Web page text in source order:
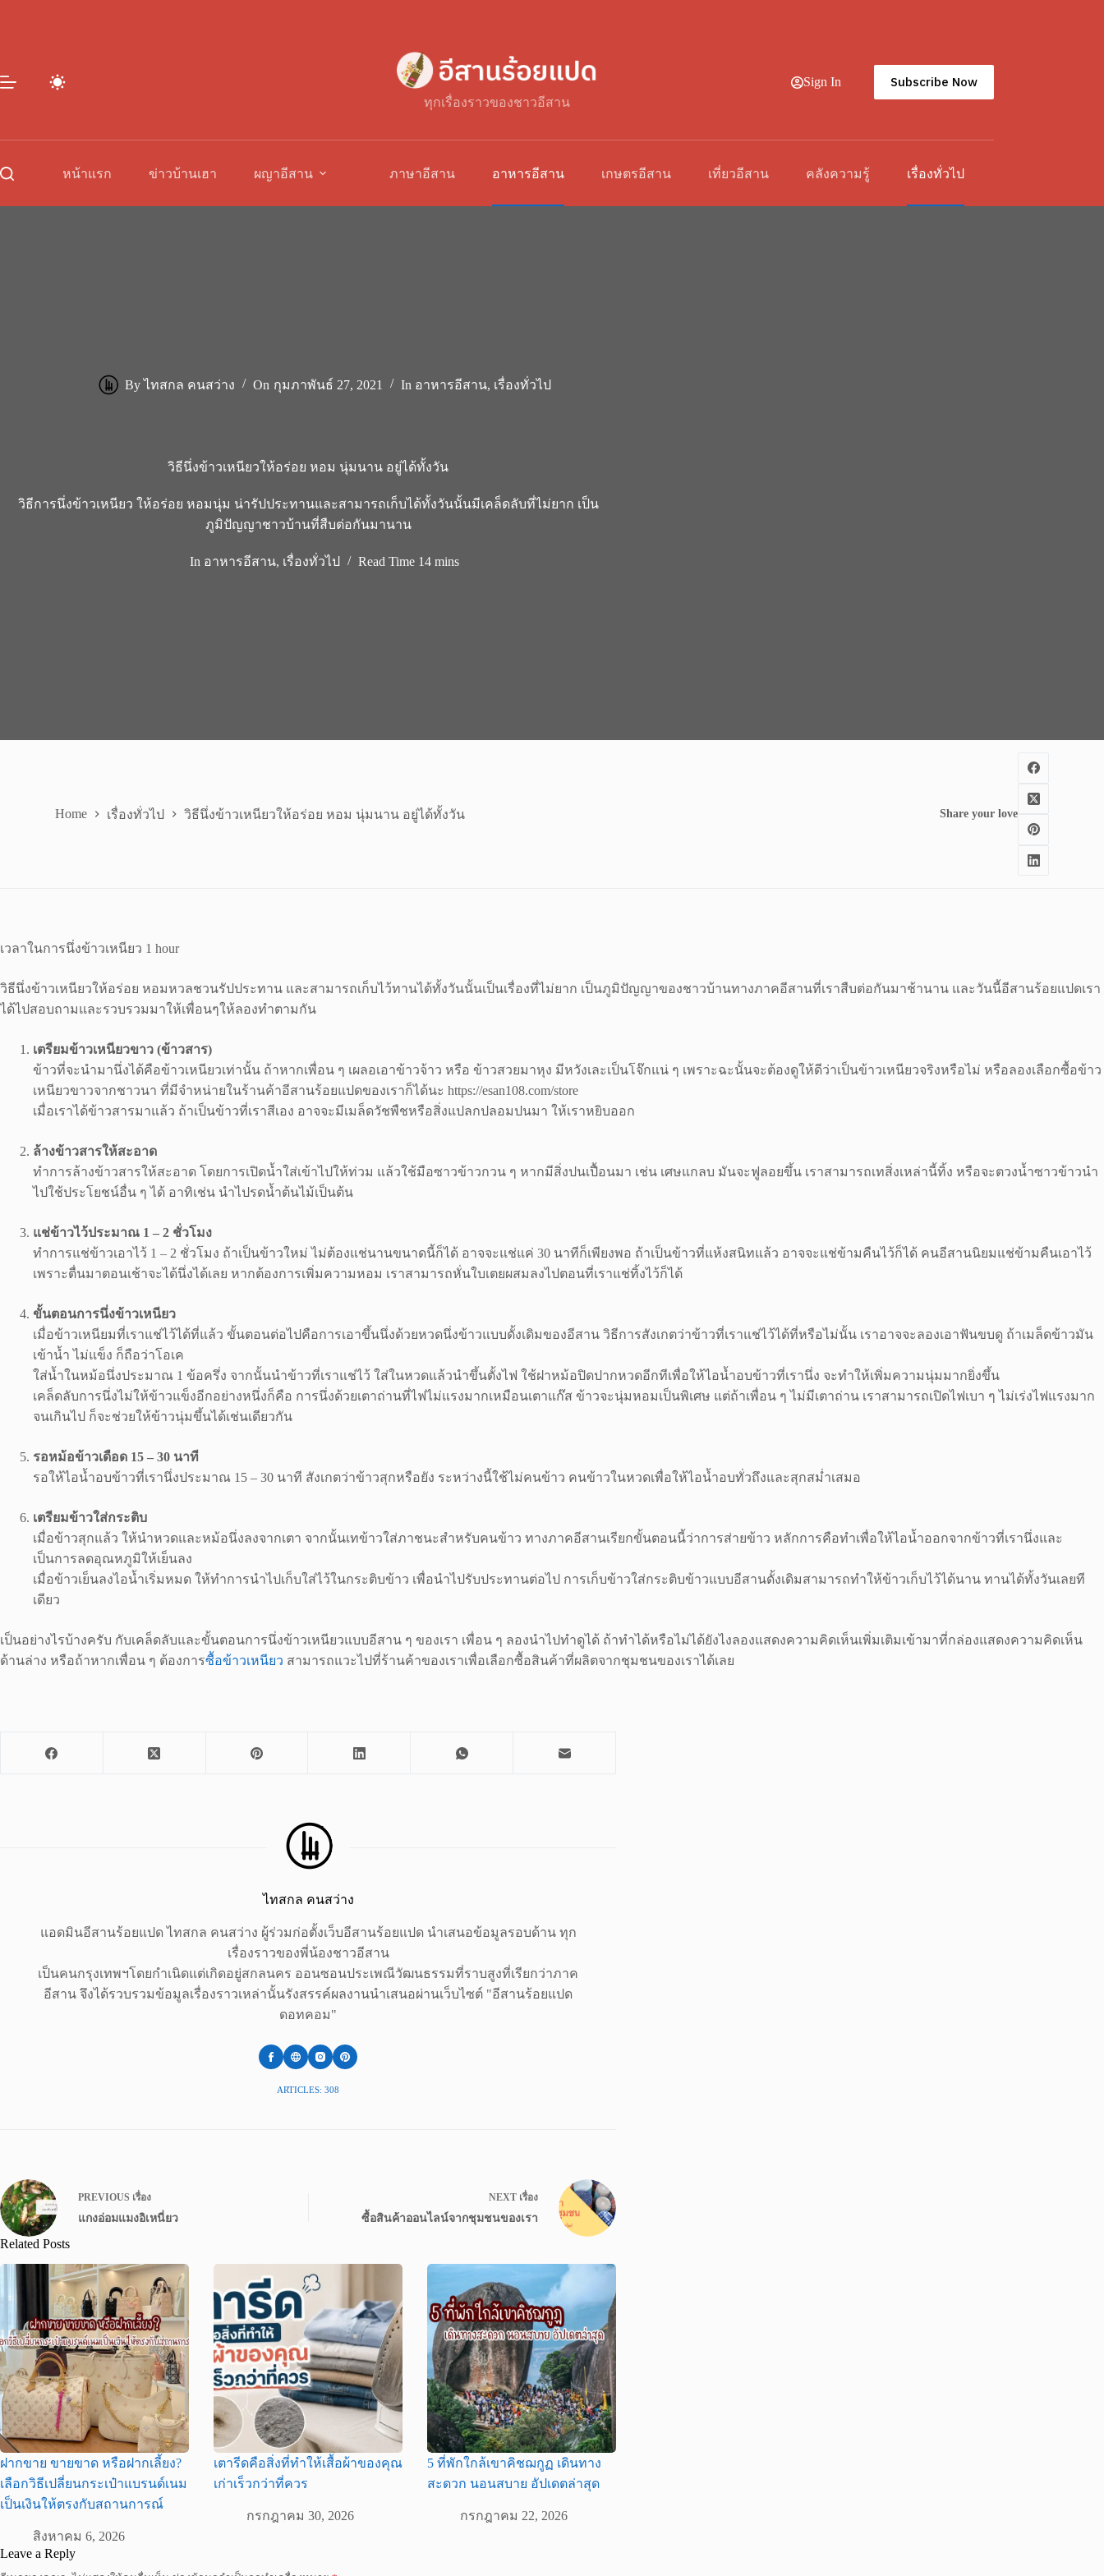
ทุกเรื่องราวของชาวอีสาน
Sign In Subscribe Now
หน้าแรก ข่าวบ้านเฮา ผญาอีสาน ภาษาอีสาน อาหารอีสาน เกษตรอีสาน เที่ยวอีสาน คลังความรู้ เรื่องทั่วไป
By ไทสกล คนสว่าง On กุมภาพันธ์ 27, 2021 In อาหารอีสาน, เรื่องทั่วไป
วิธีนึ่งข้าวเหนียวให้อร่อย หอม นุ่มนาน อยู่ได้ทั้งวัน
วิธีการนึ่งข้าวเหนียว ให้อร่อย หอมนุ่ม น่ารัปประทานและสามารถเก็บได้ทั้งวันนั้นมีเคล็ดลับที่ไม่ยาก เป็น
ภูมิปัญญาชาวบ้านที่สืบต่อกันมานาน
In อาหารอีสาน, เรื่องทั่วไป Read Time 14 mins
Home เรื่องทั่วไป วิธีนึ่งข้าวเหนียวให้อร่อย หอม นุ่มนาน อยู่ได้ทั้งวัน Share your love
เวลาในการนึ่งข้าวเหนียว 1 hour
วิธีนึ่งข้าวเหนียวให้อร่อย หอมหวลชวนรัปประทาน และสามารถเก็บไว้ทานได้ทั้งวันนั้นเป็นเรื่องที่ไม่ยาก เป็นภูมิปัญญาของชาวบ้านทางภาคอีสานที่เราสืบต่อกันมาช้านาน และวันนี้อีสานร้อยแปดเรา
ได้ไปสอบถามและรวบรวมมาให้เพื่อนๆให้ลองทำตามกัน
เตรียมข้าวเหนียวขาว (ข้าวสาร)
ข้าวที่จะนำมานึ่งได้คือข้าวเหนียวเท่านั้น ถ้าหากเพื่อน ๆ เผลอเอาข้าวจ้าว หรือ ข้าวสวยมาหุง มีหวังเละเป็นโจ๊กแน่ ๆ เพราะฉะนั้นจะต้องดูให้ดีว่าเป็นข้าวเหนียวจริงหรือไม่ หรือลองเลือกซื้อข้าว
เหนียวขาวจากชาวนา ที่มีจำหน่ายในร้านค้าอีสานร้อยแปดของเราก็ได้นะ https://esan108.com/store
เมื่อเราได้ข้าวสารมาแล้ว ถ้าเป็นข้าวที่เราสีเอง อาจจะมีเมล็ดวัชพืชหรือสิ่งแปลกปลอมปนมา ให้เราหยิบออก
ล้างข้าวสารให้สะอาด
ทำการล้างข้าวสารให้สะอาด โดยการเปิดน้ำใส่เข้าไปให้ท่วม แล้วใช้มือซาวข้าวกวน ๆ หากมีสิ่งปนเปื้อนมา เช่น เศษแกลบ มันจะฟูลอยขึ้น เราสามารถเทสิ่งเหล่านี้ทิ้ง หรือจะตวงน้ำซาวข้าวนำ
ไปใช้ประโยชน์อื่น ๆ ได้ อาทิเช่น นำไปรดน้ำต้นไม้เป็นต้น
แช่ข้าวไว้ประมาณ 1 – 2 ชั่วโมง
ทำการแช่ข้าวเอาไว้ 1 – 2 ชั่วโมง ถ้าเป็นข้าวใหม่ ไม่ต้องแช่นานขนาดนี้ก็ได้ อาจจะแช่แค่ 30 นาทีก็เพียงพอ ถ้าเป็นข้าวที่แห้งสนิทแล้ว อาจจะแช่ข้ามคืนไว้ก็ได้ คนอีสานนิยมแช่ข้ามคืนเอาไว้
เพราะตื่นมาตอนเช้าจะได้นึ่งได้เลย หากต้องการเพิ่มความหอม เราสามารถหั่นใบเตยผสมลงไปตอนที่เราแช่ทิ้งไว้ก็ได้
ขั้นตอนการนึ่งข้าวเหนียว
เมื่อข้าวเหนียมที่เราแช่ไว้ได้ที่แล้ว ขั้นตอนต่อไปคือการเอาขึ้นนึ่งด้วยหวดนึ่งข้าวแบบดั้งเดิมของอีสาน วิธีการสังเกตว่าข้าวที่เราแช่ไว้ได้ที่หรือไม่นั้น เราอาจจะลองเอาฟันขบดู ถ้าเมล็ดข้าวมัน
เข้าน้ำ ไม่แข็ง ก็ถือว่าโอเค
ใส่น้ำในหม้อนึ่งประมาณ 1 ข้อครึ่ง จากนั้นนำข้าวที่เราแช่ไว้ ใส่ในหวดแล้วนำขึ้นตั้งไฟ ใช้ฝาหม้อปิดปากหวดอีกทีเพื่อให้ไอน้ำอบข้าวที่เรานึ่ง จะทำให้เพิ่มความนุ่มมากยิ่งขึ้น
เคล็ดลับการนึ่งไม่ให้ข้าวแข็งอีกอย่างหนึ่งก็คือ การนึ่งด้วยเตาถ่านที่ไฟไม่แรงมากเหมือนเตาแก๊ส ข้าวจะนุ่มหอมเป็นพิเศษ แต่ถ้าเพื่อน ๆ ไม่มีเตาถ่าน เราสามารถเปิดไฟเบา ๆ ไม่เร่งไฟแรงมาก
จนเกินไป ก็จะช่วยให้ข้าวนุ่มขึ้นได้เช่นเดียวกัน
รอหม้อข้าวเดือด 15 – 30 นาที
รอให้ไอน้ำอบข้าวที่เรานึ่งประมาณ 15 – 30 นาที สังเกตว่าข้าวสุกหรือยัง ระหว่างนี้ใช้ไม่คนข้าว คนข้าวในหวดเพื่อให้ไอน้ำอบทั่วถึงและสุกสม่ำเสมอ
เตรียมข้าวใส่กระติบ
เมื่อข้าวสุกแล้ว ให้นำหวดและหม้อนึ่งลงจากเตา จากนั้นเทข้าวใส่ภาชนะสำหรับคนข้าว ทางภาคอีสานเรียกขั้นตอนนี้ว่าการส่ายข้าว หลักการคือทำเพื่อให้ไอน้ำออกจากข้าวที่เรานึ่งและ
เป็นการลดอุณหภูมิให้เย็นลง
เมื่อข้าวเย็นลงไอน้ำเริ่มหมด ให้ทำการนำไปเก็บใส่ไว้ในกระติบข้าว เพื่อนำไปรับประทานต่อไป การเก็บข้าวใส่กระติบข้าวแบบอีสานดั้งเดิมสามารถทำให้ข้าวเก็บไว้ได้นาน ทานได้ทั้งวันเลยที
เดียว
เป็นอย่างไรบ้างครับ กับเคล็ดลับและขั้นตอนการนึ่งข้าวเหนียวแบบอีสาน ๆ ของเรา เพื่อน ๆ ลองนำไปทำดูได้ ถ้าทำได้หรือไม่ได้ยังไงลองแสดงความคิดเห็นเพิ่มเติมเข้ามาที่กล่องแสดงความคิดเห็น
ด้านล่าง หรือถ้าหากเพื่อน ๆ ต้องการซื้อข้าวเหนียว สามารถแวะไปที่ร้านค้าของเราเพื่อเลือกซื้อสินค้าที่ผลิตจากชุมชนของเราได้เลย
ไทสกล คนสว่าง
แอดมินอีสานร้อยแปด ไทสกล คนสว่าง ผู้ร่วมก่อตั้งเว็บอีสานร้อยแปด นำเสนอข้อมูลรอบด้าน ทุก
เรื่องราวของพี่น้องชาวอีสาน
เป็นคนกรุงเทพฯโดยกำเนิดแต่เกิดอยู่สกลนคร ออนซอนประเพณีวัฒนธรรมที่ราบสูงที่เรียกว่าภาค
อีสาน จึงได้รวบรวมข้อมูลเรื่องราวเหล่านั้นรังสรรค์ผลงานนำเสนอผ่านเว็บไซต์ "อีสานร้อยแปด
ดอทคอม"
ARTICLES: 308
PREVIOUS เรื่อง
แกงอ่อมแมงอิเหนี่ยว
NEXT เรื่อง
ซื้อสินค้าออนไลน์จากชุมชนของเรา
Related Posts
ฝากขาย ขายขาด หรือฝากเลี้ยง?
เลือกวิธีเปลี่ยนกระเป๋าแบรนด์เนม
เป็นเงินให้ตรงกับสถานการณ์
สิงหาคม 6, 2026
เตารีดคือสิ่งที่ทำให้เสื้อผ้าของคุณ
เก่าเร็วกว่าที่ควร
กรกฎาคม 30, 2026
5 ที่พักใกล้เขาคิชฌกูฏ เดินทาง
สะดวก นอนสบาย อัปเดตล่าสุด
กรกฎาคม 22, 2026
Leave a Reply